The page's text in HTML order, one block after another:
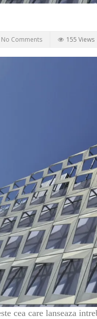
No Comments 155 Views
cea care lanseaza